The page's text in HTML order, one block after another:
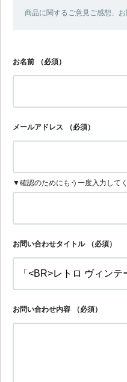
商品に関するご意見ご感想、
お名前 （必須）
メールアドレス （必須）
▼確認のためにもう一度入力してく
お問い合わせタイトル （必須）
お問い合わせ内容 （必須）